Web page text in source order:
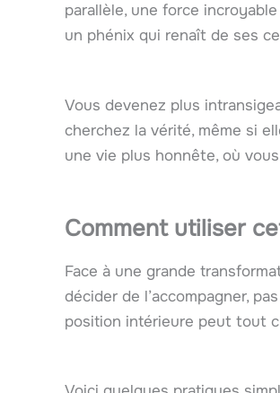
parallèle, une force
un phénix qui renaît de ses
Vous devenez plus
cherchez la vérité, même si
une vie plus honnête, où
Comment utiliser
Face à une grande
décider de l’accompagner,
position intérieure peut tout